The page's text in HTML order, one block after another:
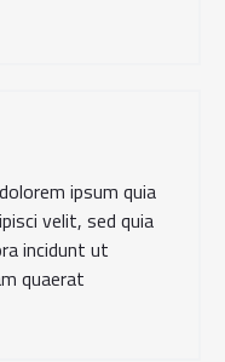
ipsum quia
velit, sed quia
incidunt ut
quaerat